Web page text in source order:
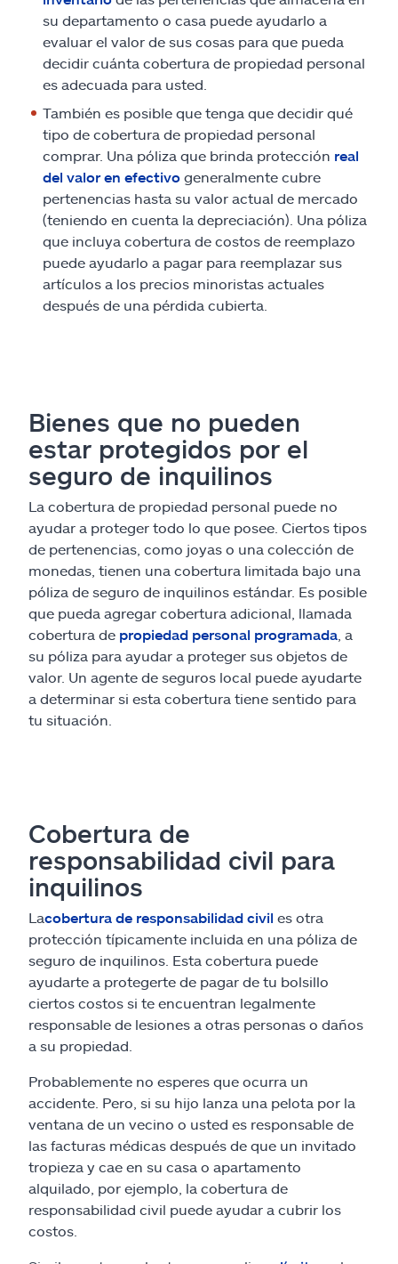
su departamento o casa puede ayudarlo a
evaluar el valor de sus cosas para que pueda
decidir cuánta cobertura de propiedad personal
es adecuada para usted.
También es posible que tenga que decidir qué
tipo de cobertura de propiedad personal
comprar. Una póliza que brinda protección real
del valor en efectivo generalmente cubre
pertenencias hasta su valor actual de mercado
(teniendo en cuenta la depreciación). Una póliza
que incluya cobertura de costos de reemplazo
puede ayudarlo a pagar para reemplazar sus
artículos a los precios minoristas actuales
después de una pérdida cubierta.
Bienes que no pueden
estar protegidos por el
seguro de inquilinos
La cobertura de propiedad personal puede no
ayudar a proteger todo lo que posee. Ciertos tipos
de pertenencias, como joyas o una colección de
monedas, tienen una cobertura limitada bajo una
póliza de seguro de inquilinos estándar. Es posible
que pueda agregar cobertura adicional, llamada
cobertura de propiedad personal programada , a
su póliza para ayudar a proteger sus objetos de
valor. Un agente de seguros local puede ayudarte
a determinar si esta cobertura tiene sentido para
tu situación.
Cobertura de
responsabilidad civil para
inquilinos
Lacobertura de responsabilidad civil es otra
protección típicamente incluida en una póliza de
seguro de inquilinos. Esta cobertura puede
ayudarte a protegerte de pagar de tu bolsillo
ciertos costos si te encuentran legalmente
responsable de lesiones a otras personas o daños
a su propiedad.
Probablemente no esperes que ocurra un
accidente. Pero, si su hijo lanza una pelota por la
ventana de un vecino o usted es responsable de
las facturas médicas después de que un invitado
tropieza y cae en su casa o apartamento
alquilado, por ejemplo, la cobertura de
responsabilidad civil puede ayudar a cubrir los
costos.